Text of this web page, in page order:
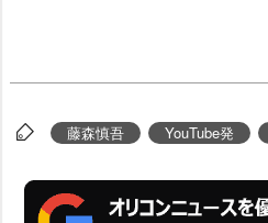
藤森慎吾 YouTube発